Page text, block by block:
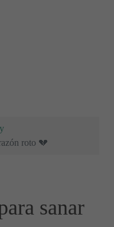
roto 💔
sanar